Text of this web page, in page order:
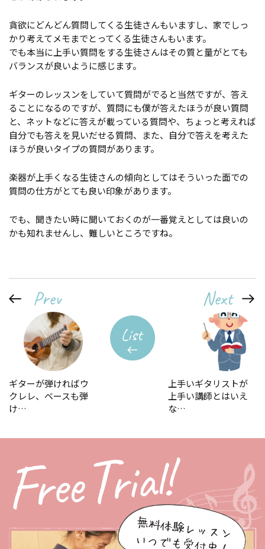
貪欲にどんどん質問してくる生徒さんもいますし、家でしっ
かり考えてメモまでとってくる生徒さんもいます。
でも本当に上手い質問をする生徒さんはその質と量がとても
バランスが良いように感じます。
ギターのレッスンをしていて質問がでると当然ですが、答え
ることになるのですが、質問にも僕が答えたほうが良い質問
と、ネットなどに答えが載っている質問や、ちょっと考えれば
自分でも答えを見いだせる質問、また、自分で答えを考えた
ほうが良いタイプの質問があります。
楽器が上手くなる生徒さんの傾向としてはそういった面での
質問の仕方がとても良い印象があります。
でも、聞きたい時に聞いておくのが一番覚えとしては良いの
かも知れませんし、難しいところですね。
ギターが弾ければウ
クレレ、ベースも弾
け…
上手いギタリストが
上手い講師とはいえ
な…